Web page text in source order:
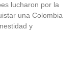
lucharon por la
una Colombia
y